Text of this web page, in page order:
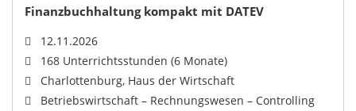
Finanzbuchhaltung kompakt mit DATEV
12.11.2026
168 Unterrichtsstunden (6 Monate)
Charlottenburg, Haus der Wirtschaft
Betriebswirtschaft – Rechnungswesen – Controlling